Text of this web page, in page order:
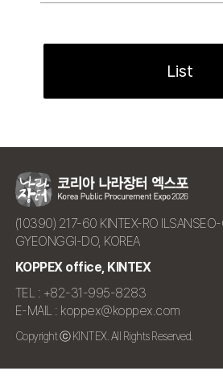
List
(10390) 217-60 KINTEX-RO
GYEONGGI-DO, KOREA
KOPPEX office, KINTEX
TEL : +82-31-995-8283
E-MAIL : koppex@koppex.com
Copyright ⓒ KINTEX. All Rights Reserved.